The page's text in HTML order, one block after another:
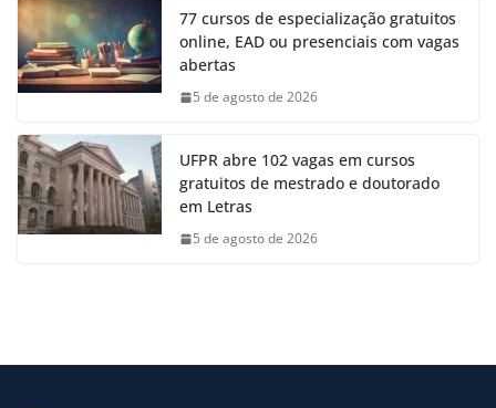
77 cursos de especialização gratuitos
online, EAD ou presenciais com vagas
abertas
5 de agosto de 2026
UFPR abre 102 vagas em cursos
gratuitos de mestrado e doutorado
em Letras
5 de agosto de 2026